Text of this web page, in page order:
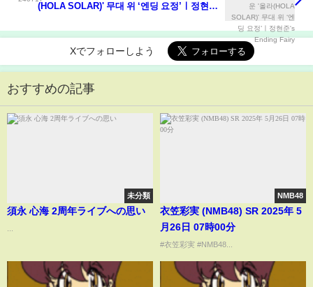
(HOLA SOLAR)' 무대 위 ‘엔딩 요정’ㅣ정현준's
Xでフォローしよう
おすすめの記事
未分類
須永 心海 2周年ライブへの思い
NMB48
衣笠彩実 (NMB48) SR 2025年 5
月26日 07時00分
#衣笠彩実 #NMB48...